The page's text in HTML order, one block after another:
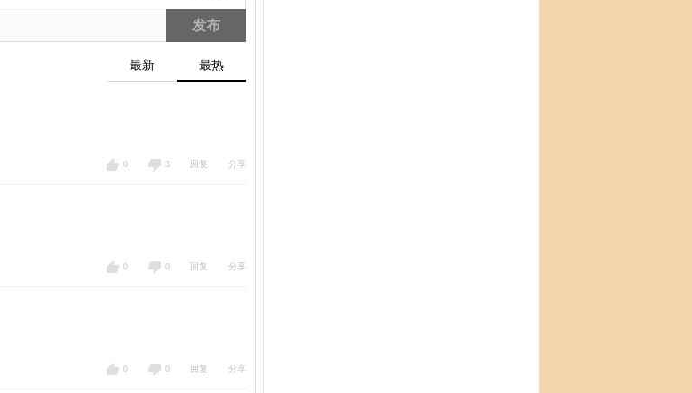
发布
最新 最热
0 3 回复 分享
0 0 回复 分享
0 0 回复 分享